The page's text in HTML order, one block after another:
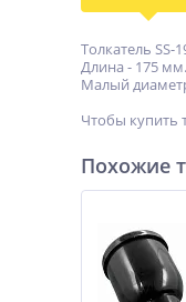
Толкатель SS-
Длина - 175 мм.
Малый
Чтобы купить
Похожие